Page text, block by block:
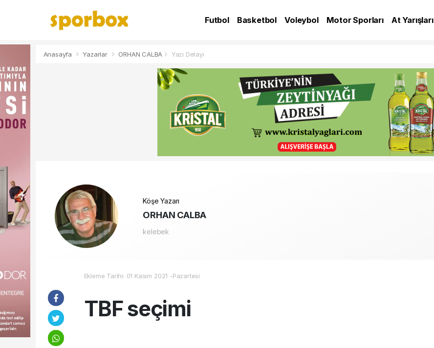
Futbol Basketbol Voleybol Motor Sporları At Yarışları
Anasayfa Yazarlar ORHAN CALBA Yazı Detayı
Köşe Yazarı
ORHAN CALBA
kelebek
Ekleme Tarihi: 01 Kasım 2021 -Pazartesi
TBF seçimi